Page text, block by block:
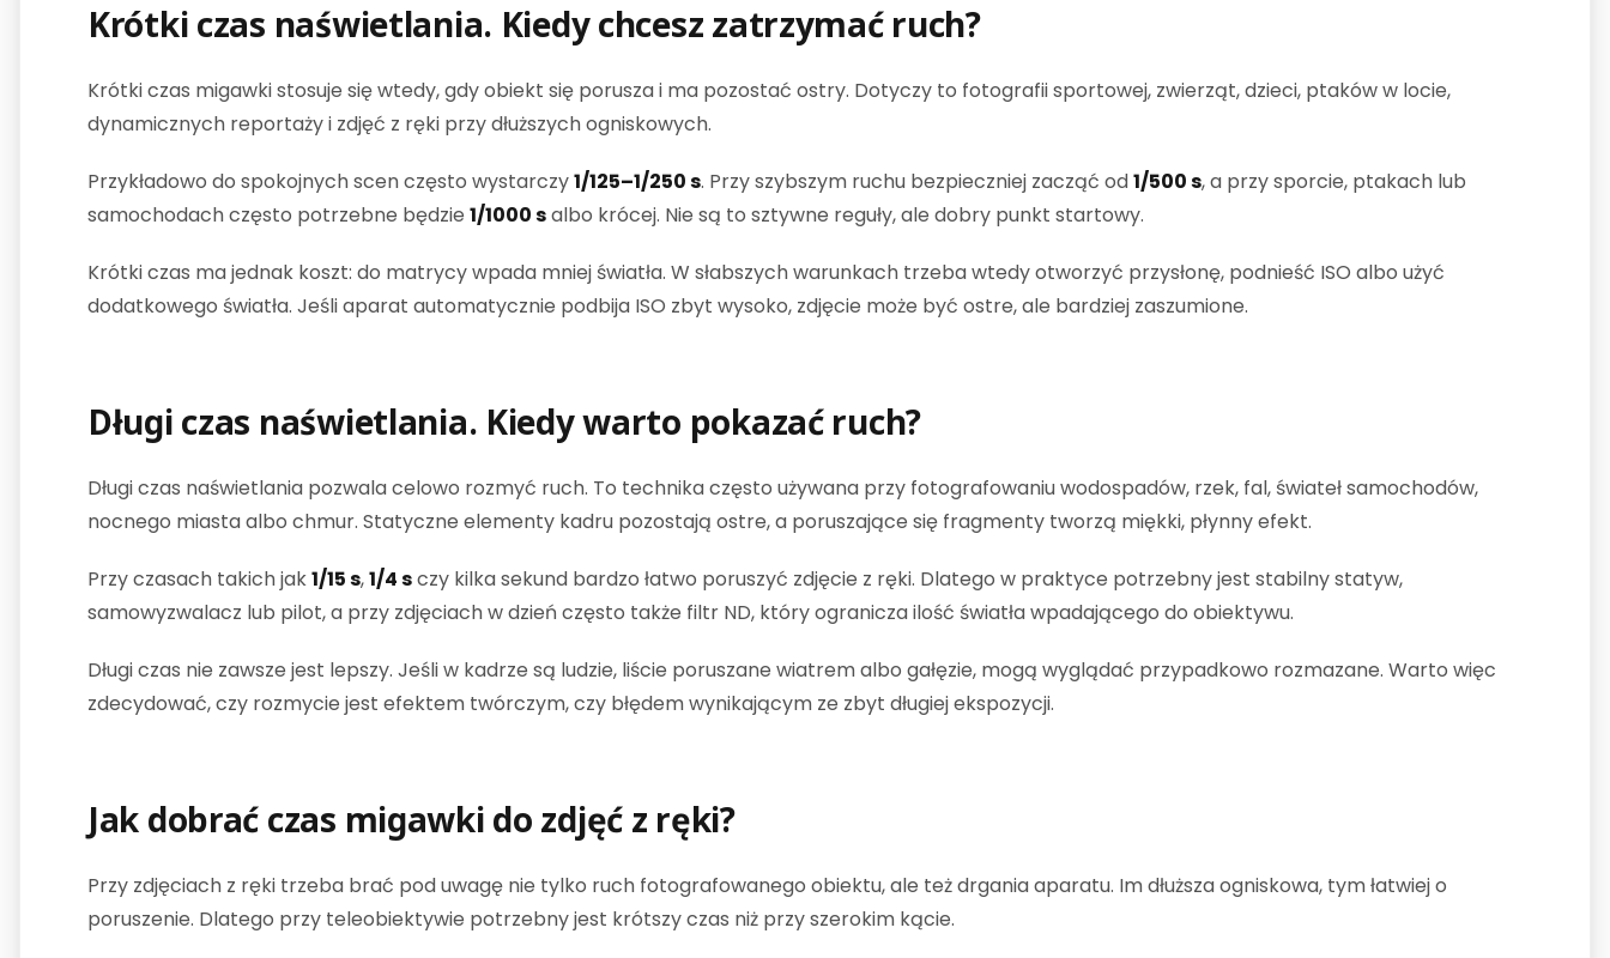
Krótki czas naświetlania. Kiedy chcesz zatrzymać ruch?
Krótki czas migawki stosuje się wtedy, gdy obiekt się porusza i ma pozostać ostry. Dotyczy to fotografii sportowej, zwierząt, dzieci, ptaków w locie,
dynamicznych reportaży i zdjęć z ręki przy dłuższych ogniskowych.
Przykładowo do spokojnych scen często wystarczy1/125–1/250 s. Przy szybszym ruchu bezpieczniej zacząć od1/500 s, a przy sporcie, ptakach lub
samochodach często potrzebne będzie 1/1000 salbo krócej. Nie są to sztywne reguły, ale dobry punkt startowy.
Krótki czas ma jednak koszt: do matrycy wpada mniej światła. W słabszych warunkach trzeba wtedy otworzyć przysłonę, podnieść ISO albo użyć
dodatkowego światła. Jeśli aparat automatycznie podbija ISO zbyt wysoko, zdjęcie może być ostre, ale bardziej zaszumione.
Długi czas naświetlania. Kiedy warto pokazać ruch?
Długi czas naświetlania pozwala celowo rozmyć ruch. To technika często używana przy fotografowaniu wodospadów, rzek, fal, świateł samochodów,
nocnego miasta albo chmur. Statyczne elementy kadru pozostają ostre, a poruszające się fragmenty tworzą miękki, płynny efekt.
Przy czasach takich jak1/15 s,1/4 sczy kilka sekund bardzo łatwo poruszyć zdjęcie z ręki. Dlatego w praktyce potrzebny jest stabilny statyw,
samowyzwalacz lub pilot, a przy zdjęciach w dzień często także filtr ND, który ogranicza ilość światła wpadającego do obiektywu.
Długi czas nie zawsze jest lepszy. Jeśli w kadrze są ludzie, liście poruszane wiatrem albo gałęzie, mogą wyglądać przypadkowo rozmazane. Warto więc
zdecydować, czy rozmycie jest efektem twórczym, czy błędem wynikającym ze zbyt długiej ekspozycji.
Jak dobrać czas migawki do zdjęć z ręki?
Przy zdjęciach z ręki trzeba brać pod uwagę nie tylko ruch fotografowanego obiektu, ale też drgania aparatu. Im dłuższa ogniskowa, tym łatwiej o
poruszenie. Dlatego przy teleobiektywie potrzebny jest krótszy czas niż przy szerokim kącie.